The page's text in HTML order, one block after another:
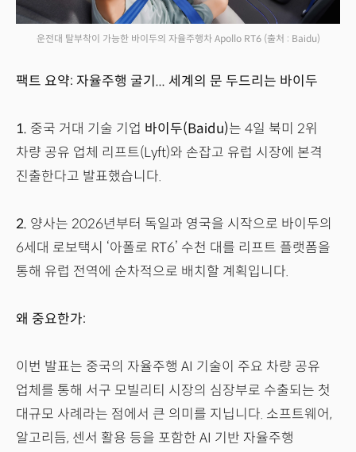
운전대 탈부착이 가능한 바이두의 자율주행차 Apollo RT6 (출처 : Baidu)
팩트 요약: 자율주행 굴기... 세계의 문 두드리는 바이두
1. 중국 거대 기술 기업 바이두(Baidu)는 4일 북미 2위
차량 공유 업체 리프트(Lyft)와 손잡고 유럽 시장에 본격
진출한다고 발표했습니다.
2. 양사는 2026년부터 독일과 영국을 시작으로 바이두의
6세대 로보택시 ‘아폴로 RT6’ 수천 대를 리프트 플랫폼을
통해 유럽 전역에 순차적으로 배치할 계획입니다.
왜 중요한가:
이번 발표는 중국의 자율주행 AI 기술이 주요 차량 공유
업체를 통해 서구 모빌리티 시장의 심장부로 수출되는 첫
대규모 사례라는 점에서 큰 의미를 지닙니다. 소프트웨어,
알고리듬, 센서 활용 등을 포함한 AI 기반 자율주행